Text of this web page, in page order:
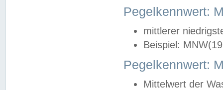
Pegelkennwert:
mittlerer
Beispiel:
Pegelkennwert:
Mittelwert der